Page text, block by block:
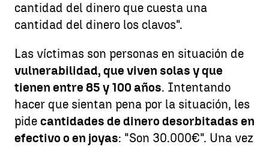
cantidad del dinero que cuesta una
cantidad del dinero los clavos".
Las víctimas son personas en situación de
vulnerabilidad, que viven solas y que
tienen entre 85 y 100 años. Intentando
hacer que sientan pena por la situación, les
pide cantidades de dinero desorbitadas en
efectivo o en joyas: "Son 30.000€". Una vez